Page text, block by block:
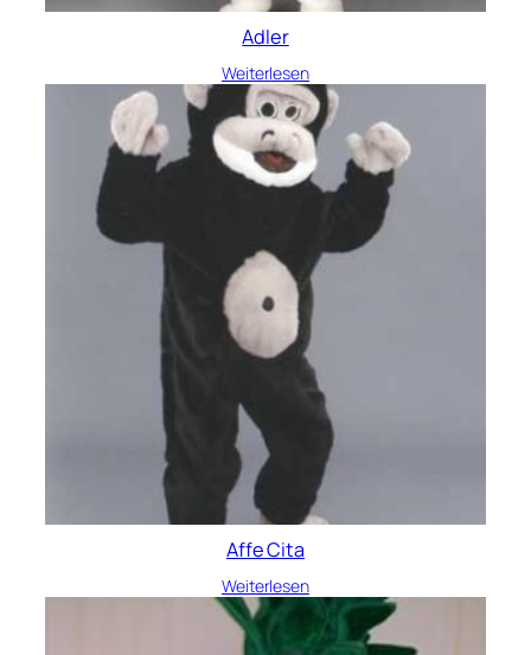
Adler
Weiterlesen
Affe Cita
Weiterlesen